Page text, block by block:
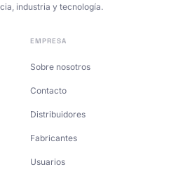
industria y tecnología.
EMPRESA
Sobre nosotros
Contacto
Distribuidores
Fabricantes
Usuarios